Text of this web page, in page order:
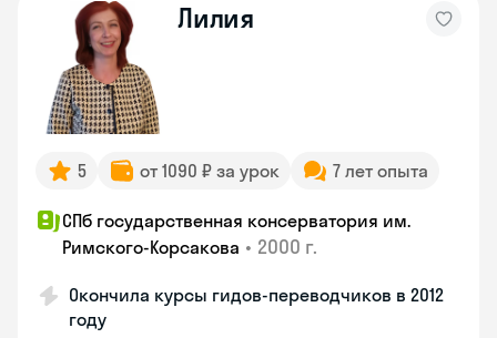
Лилия
5 от 1090 ₽ за урок 7 лет опыта
СПб государственная консерватория им.
Римского-Корсакова • 2000 г.
Окончила курсы гидов-переводчиков в 2012
году